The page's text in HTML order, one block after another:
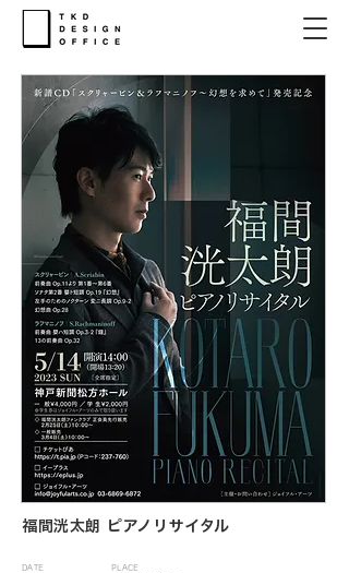
福間洸太朗 ピアノリサイタル
DATE PLACE